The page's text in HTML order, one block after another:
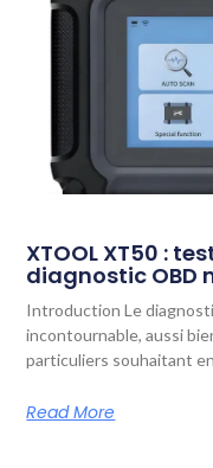
XTOOL XT50 :
diagnostic OBD
Introduction Le
incontournable, aussi
particuliers souhaitant
Read More